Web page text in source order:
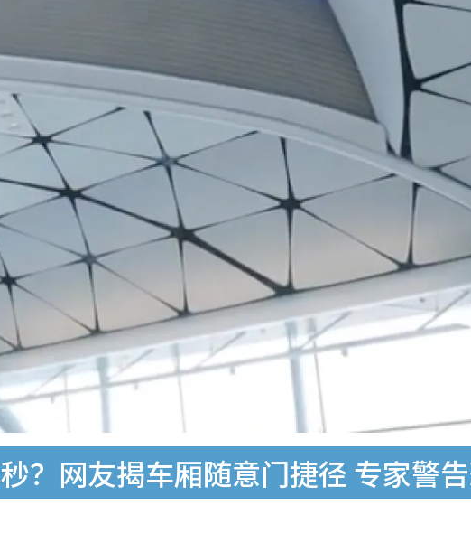
？网友揭车厢随意门捷径 专家警